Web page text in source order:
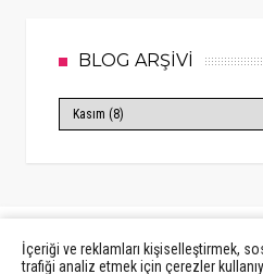
BLOG ARŞİVİ
İçeriği ve reklamları kişiselleştirmek,
trafiği analiz etmek için çerezler